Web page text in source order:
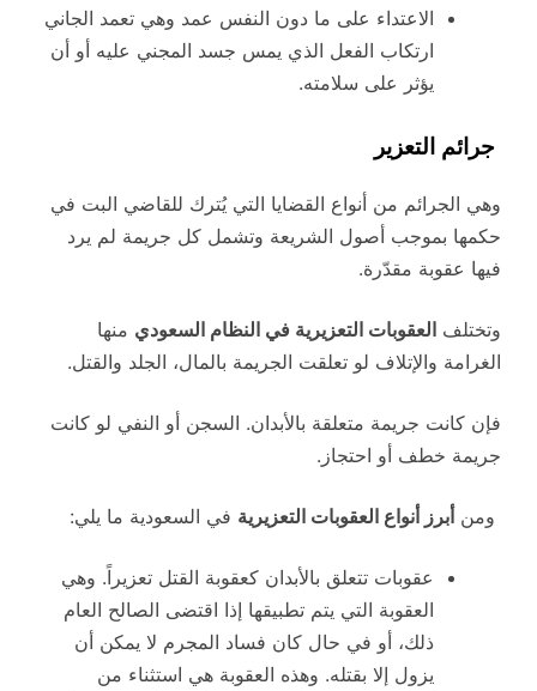
الاعتداء على ما دون النفس عمد وهي تعمد الجاني
ارتكاب الفعل الذي يمس جسد المجني عليه أو أن
يؤثر على سلامته.
جرائم التعزير
وهي الجرائم من أنواع القضايا التي يُترك للقاضي البت في
حكمها بموجب أصول الشريعة وتشمل كل جريمة لم يرد
فيها عقوبة مقدّرة.
وتختلف العقوبات التعزيرية في النظام السعودي منها
الغرامة والإتلاف لو تعلقت الجريمة بالمال، الجلد والقتل.
فإن كانت جريمة متعلقة بالأبدان. السجن أو النفي لو كانت
جريمة خطف أو احتجاز.
ومنأبرز أنواع العقوبات التعزيرية في السعودية ما يلي:
عقوبات تتعلق بالأبدان كعقوبة القتل تعزيراً. وهي
العقوبة التي يتم تطبيقها إذا اقتضى الصالح العام
ذلك، أو في حال كان فساد المجرم لا يمكن أن
يزول إلا بقتله. وهذه العقوبة هي استثناء من